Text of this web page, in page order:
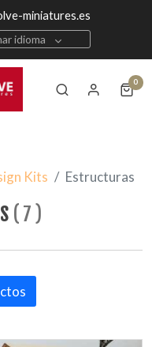
miniatures.es
idioma
0
Kits Estructuras
( 7 )